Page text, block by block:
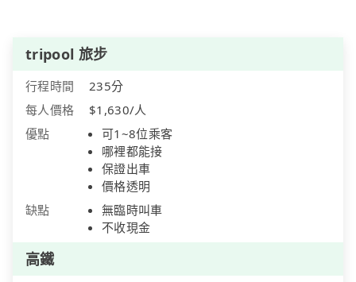
tripool 旅步
行程時間
235分
每人價格
$1,630/人
優點
可1~8位乘客
哪裡都能接
保證出車
價格透明
缺點
無臨時叫車
不收現金
高鐵